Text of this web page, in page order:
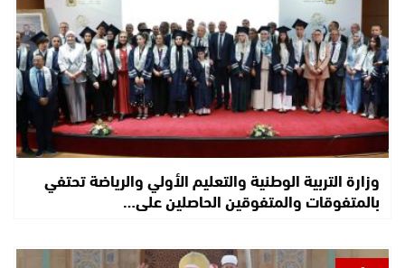
وزارة التربية الوطنية والتعليم الأولي والرياضة تحتفي
بالمتفوقات والمتفوقين الحاصلين على…